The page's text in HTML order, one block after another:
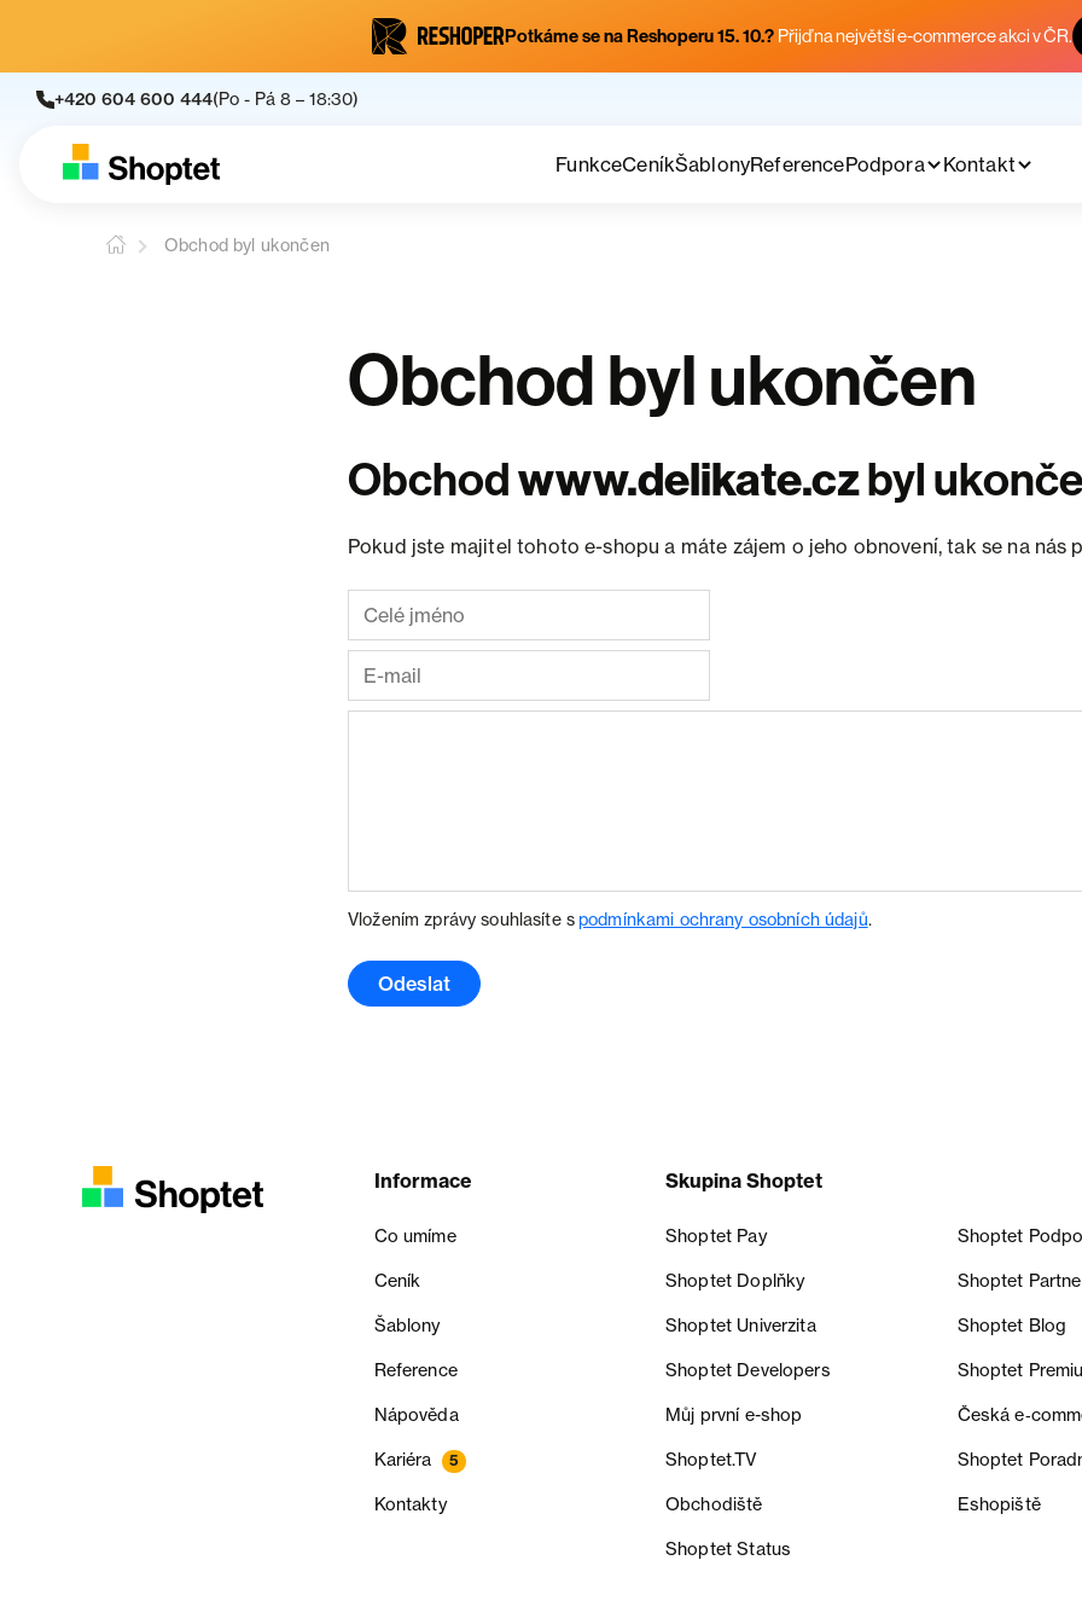
Potkáme se na Reshoperu 15. 10.? Přijď na největší e-commerce akci v ČR.
+420 604 600 444(Po - Pá 8 – 18:30)
FunkceCeníkŠablonyReferencePodpora Kontakt
Obchod byl ukončen
Obchod byl ukončen
Obchodwww.delikate.czbyl
Pokud jste majitel tohoto e-shopu a máte zájem o jeho obnovení, tak se na nás
Vložením zprávy souhlasíte spodmínkami ochrany osobních údajů.
Odeslat
Informace
Co umíme
Ceník
Šablony
Reference
Nápověda
Kariéra 5
Kontakty
Skupina Shoptet
Shoptet Pay Shoptet
Shoptet Doplňky Shoptet
Shoptet Univerzita Shoptet Blog
Shoptet Developers Shoptet
Můj první e-shop Česká
Shoptet.TV Shoptet
Obchodiště Eshopiště
Shoptet Status